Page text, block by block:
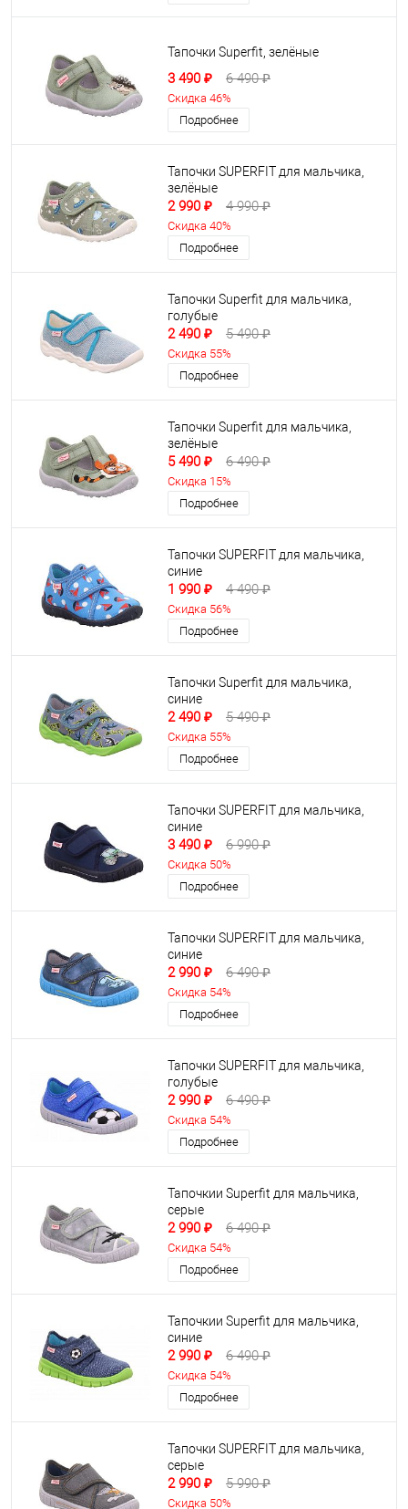
Тапочки Superfit, зелёные
3 490 ₽ 6 490 ₽
Скидка 46%
Подробнее
Тапочки SUPERFIT для мальчика,
зелёные
2 990 ₽ 4 990 ₽
Скидка 40%
Подробнее
Тапочки Superfit для мальчика,
голубые
2 490 ₽ 5 490 ₽
Скидка 55%
Подробнее
Тапочки Superfit для мальчика,
зелёные
5 490 ₽ 6 490 ₽
Скидка 15%
Подробнее
Тапочки SUPERFIT для мальчика,
синие
1 990 ₽ 4 490 ₽
Скидка 56%
Подробнее
Тапочки Superfit для мальчика,
синие
2 490 ₽ 5 490 ₽
Скидка 55%
Подробнее
Тапочки SUPERFIT для мальчика,
синие
3 490 ₽ 6 990 ₽
Скидка 50%
Подробнее
Тапочки SUPERFIT для мальчика,
синие
2 990 ₽ 6 490 ₽
Скидка 54%
Подробнее
Тапочки SUPERFIT для мальчика,
голубые
2 990 ₽ 6 490 ₽
Скидка 54%
Подробнее
Тапочкии Superfit для мальчика,
серые
2 990 ₽ 6 490 ₽
Скидка 54%
Подробнее
Тапочкии Superfit для мальчика,
синие
2 990 ₽ 6 490 ₽
Скидка 54%
Подробнее
Тапочки SUPERFIT для мальчика,
серые
2 990 ₽ 5 990 ₽
Скидка 50%